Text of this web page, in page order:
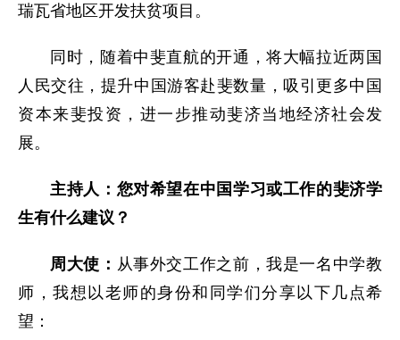
瑞瓦省地区开发扶贫项目。
同时，随着中斐直航的开通，将大幅拉近两国
人民交往，提升中国游客赴斐数量，吸引更多中国
资本来斐投资，进一步推动斐济当地经济社会发
展。
主持人：您对希望在中国学习或工作的斐济学
生有什么建议？
周大使： 从事外交工作之前，我是一名中学教
师，我想以老师的身份和同学们分享以下几点希
望：